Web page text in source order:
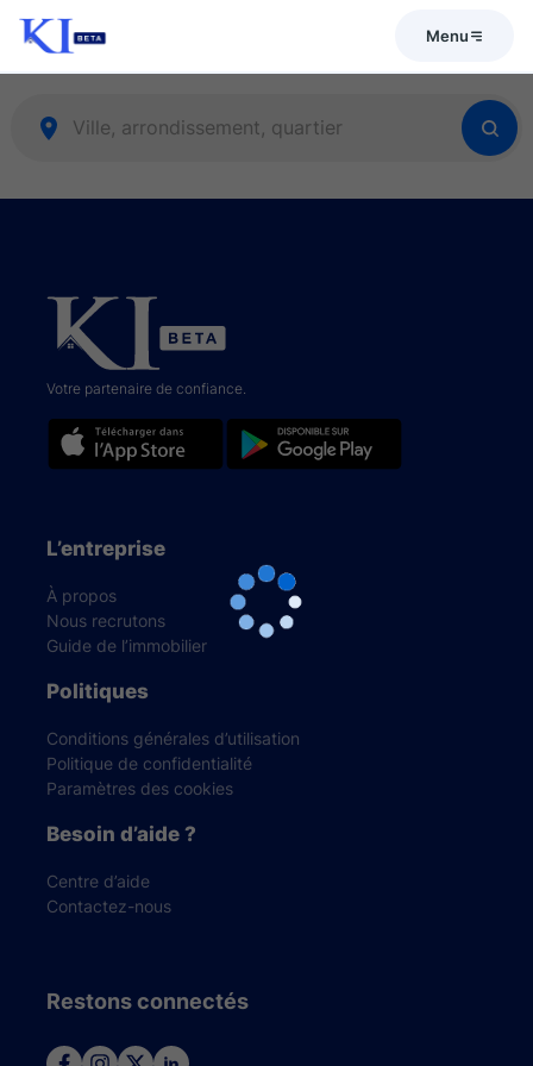
Menu
Votre partenaire de confiance.
L’entreprise
À propos
Nous recrutons
Guide de l’immobilier
Politiques
Conditions générales d’utilisation
Politique de confidentialité
Paramètres des cookies
Besoin d’aide ?
Centre d’aide
Contactez-nous
Restons connectés